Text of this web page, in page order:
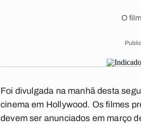
O
Foi divulgada na manhã desta
cinema em Hollywood. Os filmes
devem ser anunciados em março